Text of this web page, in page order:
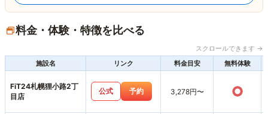
料金・体験・特徴を比べる
スクロールできます →
施設名
リンク 料金目安 無料体験
FiT24札幌狸小路2丁
目店
公式 予約 3,278円〜 ○